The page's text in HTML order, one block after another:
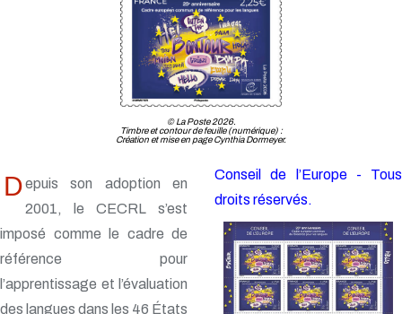
© La Poste 2026.
Timbre et contour de feuille (numérique) :
Création et mise en page Cynthia Dormeyer.
Depuis son adoption en
2001, le CECRL s’est
imposé comme le cadre de
référence pour
l’apprentissage et l’évaluation
des langues dans les 46 États
Conseil de l’Europe - Tous
droits réservés.